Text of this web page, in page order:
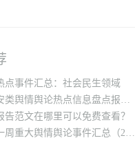
点事件汇总：社会民生领域
最近网上涉公安类舆情舆论热点信息盘点报告（26.7.27-8.2）
告范文在哪里可以免费查看？
各地方学校近一周重大舆情舆论事件汇总（26.7.27-8.2）